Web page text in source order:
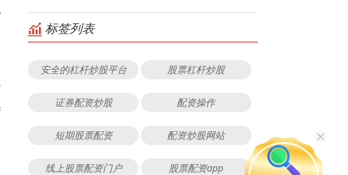
标签列表
安全的杠杆炒股平台 股票杠杆炒股
证券配资炒股 配资操作
短期股票配资 配资炒股网站
线上股票配资门户 股票配资app